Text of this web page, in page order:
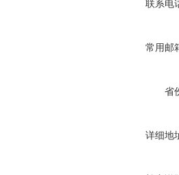
联系电
常用邮
省
详细地